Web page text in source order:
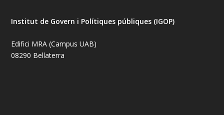
Institut de Govern i Polítiques públiques (IGOP)
Edifici MRA (Campus UAB)
08290 Bellaterra